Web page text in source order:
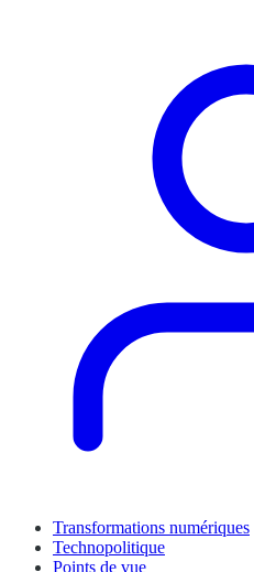
Transformations numériques
Technopolitique
Points de vue